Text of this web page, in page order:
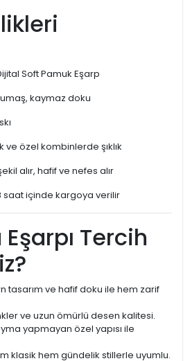
Soft Pamuk Eşarp
kaymaz doku
ve özel kombinlerde şıklık
alır, hafif ve nefes alır
saat içinde kargoya verilir
Tercih
tasarım ve hafif doku ile hem zarif
ve uzun ömürlü desen kalitesi.
yapmayan özel yapısı ile
klasik hem gündelik stillerle uyumlu.